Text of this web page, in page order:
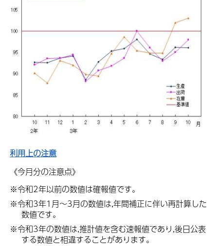
利用上の注意
《今月分の注意点》
※令和2年以前の数値は確報値です。
※令和3年1月～3月の数値は,年間補正に伴い再計算した
数値です。
※令和3年の数値は,推計値を含む速報値であり,後日公表
する数値と相違することがあります。